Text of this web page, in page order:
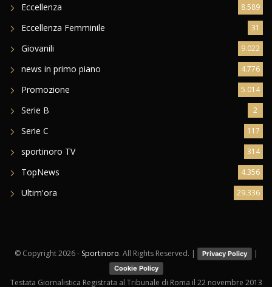
Eccellenza 8.589
Eccellenza Femminile 31
Giovanili 9.022
news in primo piano 4.776
Promozione 5.014
Serie B 2
Serie C 117
sportinoro TV 314
TopNews 4.356
Ultim'ora 29.336
© Copyright2026 - Sportinoro. All Rights Reserved. | Privacy Policy |
Cookie Policy
Testata Giornalistica Registrata al Tribunale di Roma il 22 novembre 2013